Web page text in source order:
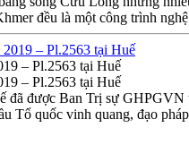
đều là một công trình
– Pl.2563 tại Huế
– Pl.2563 tại Huế
đã được Ban Trị sự
Tổ quốc vinh quang, đạo